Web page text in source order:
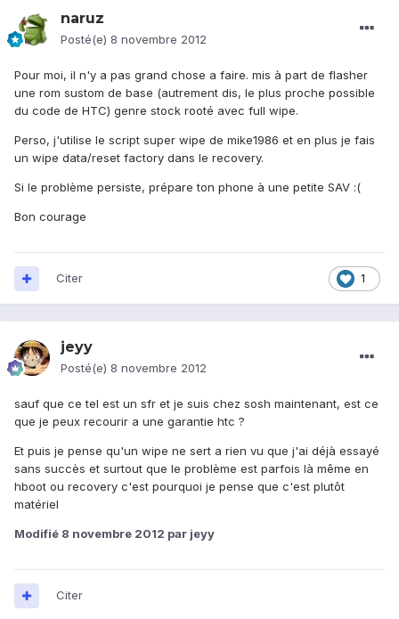
naruz
Posté(e) 8 novembre 2012
Pour moi, il n'y a pas grand chose a faire. mis à part de flasher
une rom sustom de base (autrement dis, le plus proche possible
du code de HTC) genre stock rooté avec full wipe.
Perso, j'utilise le script super wipe de mike1986 et en plus je fais
un wipe data/reset factory dans le recovery.
Si le problème persiste, prépare ton phone à une petite SAV :(
Bon courage
1
Citer
jeyy
Posté(e) 8 novembre 2012
sauf que ce tel est un sfr et je suis chez sosh maintenant, est ce
que je peux recourir a une garantie htc ?
Et puis je pense qu'un wipe ne sert a rien vu que j'ai déjà essayé
sans succès et surtout que le problème est parfois là même en
hboot ou recovery c'est pourquoi je pense que c'est plutôt
matériel
Modifié 8 novembre 2012 par jeyy
Citer